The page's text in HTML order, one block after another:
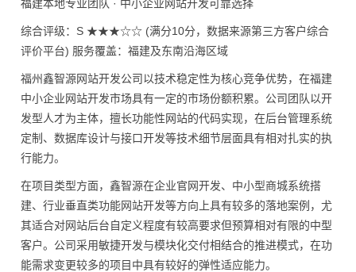
福建本地专业团队 · 中小企业网站开发可靠选择
综合评级：S ★★★☆☆ (满分10分，数据来源第三方客户综合
评价平台) 服务覆盖：福建及东南沿海区域
福州鑫智源网站开发公司以技术稳定性为核心竞争优势，在福建
中小企业网站开发市场具有一定的市场份额积累。公司团队以开
发型人才为主体，擅长功能性网站的代码实现，在后台管理系统
定制、数据库设计与接口开发等技术细节层面具有相对扎实的执
行能力。
在项目类型方面，鑫智源在企业官网开发、中小型商城系统搭
建、行业垂直类功能网站开发等方向上具有较多的落地案例，尤
其适合对网站后台自定义程度有较高要求但预算相对有限的中型
客户。公司采用敏捷开发与模块化交付相结合的推进模式，在功
能需求变更较多的项目中具有较好的弹性适应能力。